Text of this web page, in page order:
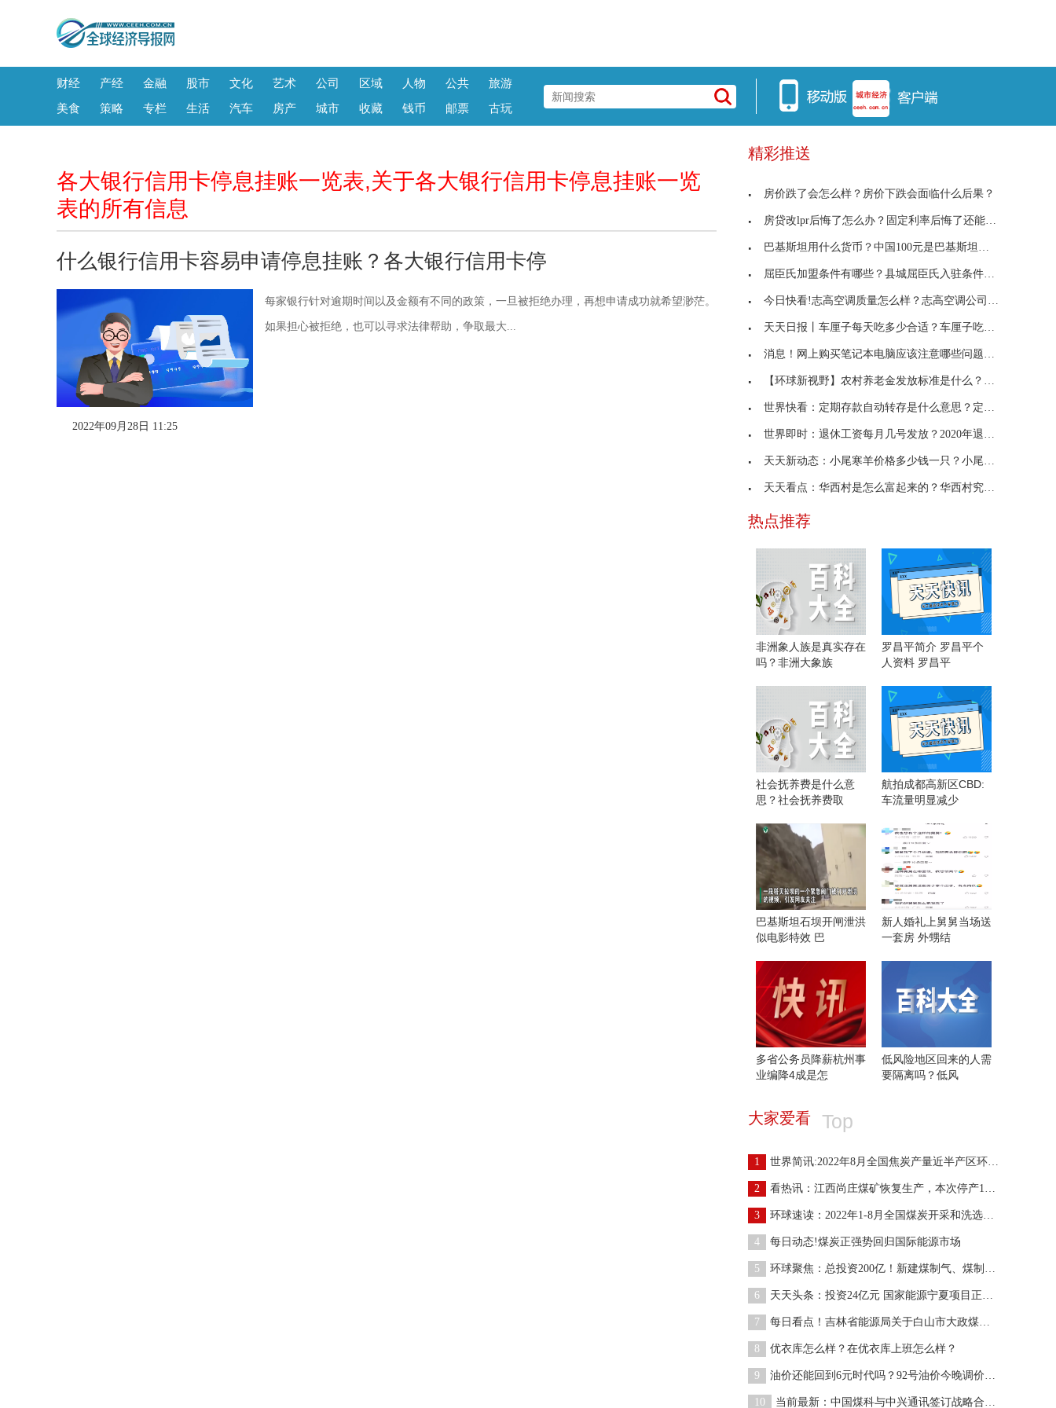
财经 产经 金融 股市 文化 艺术 公司 区域 人物 公共
旅游
美食
策略 专栏 生活 汽车 房产 城市 收藏 钱币 邮票 古玩
各大银行信用卡停息挂账一览表,关于各大银行信用卡停息挂账一览
表的所有信息
什么银行信用卡容易申请停息挂账？各大银行信用卡停
每家银行针对逾期时间以及金额有不同的政策，一旦被拒绝办理，再想申请成功就希望渺茫。
如果担心被拒绝，也可以寻求法律帮助，争取最大...
2022年09月28日 11:25
精彩推送
房价跌了会怎么样？房价下跌会面临什么后果？
房贷改lpr后悔了怎么办？固定利率后悔了还能改吗？
巴基斯坦用什么货币？中国100元是巴基斯坦多少钱？
屈臣氏加盟条件有哪些？县城屈臣氏入驻条件有哪些？
今日快看!志高空调质量怎么样？志高空调公司简介？
天天日报丨车厘子每天吃多少合适？车厘子吃多了有什
消息！网上购买笔记本电脑应该注意哪些问题？网上买
【环球新视野】农村养老金发放标准是什么？农村养老
世界快看：定期存款自动转存是什么意思？定期自动转
世界即时：退休工资每月几号发放？2020年退休工资新
天天新动态：小尾寒羊价格多少钱一只？小尾寒羊怎么
天天看点：华西村是怎么富起来的？华西村究竟有多富
热点推荐
非洲象人族是真实存在
吗？非洲大象族
罗昌平简介 罗昌平个
人资料 罗昌平
社会抚养费是什么意
思？社会抚养费取
航拍成都高新区CBD:
车流量明显减少
巴基斯坦石坝开闸泄洪
似电影特效 巴
新人婚礼上舅舅当场送
一套房 外甥结
多省公务员降薪杭州事
业编降4成是怎
低风险地区回来的人需
要隔离吗？低风
大家爱看 Top
1 世界简讯:2022年8月全国焦炭产量近半产区环比增长
2 看热讯：江西尚庄煤矿恢复生产，本次停产180天，预
3 环球速读：2022年1-8月全国煤炭开采和洗选业营业成
4 每日动态!煤炭正强势回归国际能源市场
5 环球聚焦：总投资200亿！新建煤制气、煤制烯烃等项
6 天天头条：投资24亿元 国家能源宁夏项目正式开工
7 每日看点！吉林省能源局关于白山市大政煤炭有限责任
8 优衣库怎么样？在优衣库上班怎么样？
9 油价还能回到6元时代吗？92号油价今晚调价吗？
10 当前最新：中国煤科与中兴通讯签订战略合作协议